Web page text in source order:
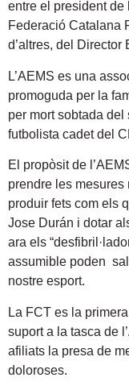
entre el president de
Federació Catalana
d’altres, del Director
L’AEMS es una
promoguda per la
per mort sobtada
futbolista cadet del
El propòsit de
prendre les
produir fets com els
Jose Durán i dotar
ara els
assumible poden
nostre esport.
La FCT es la
suport a la tasca de
afiliats la presa de
doloroses.